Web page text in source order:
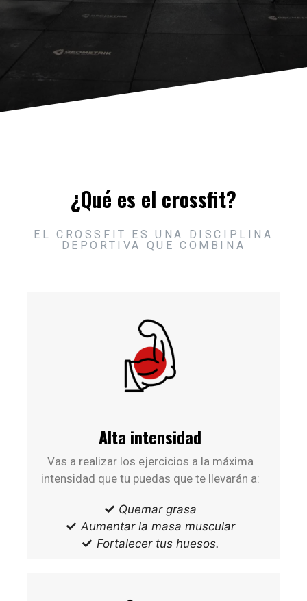
¿Qué es el crossfit?
EL CROSSFIT ES UNA DISCIPLINA
DEPORTIVA QUE COMBINA
Alta intensidad
Vas a realizar los ejercicios a la máxima
intensidad que tu puedas que te llevarán a:
Quemar grasa
Aumentar la masa muscular
Fortalecer tus huesos.